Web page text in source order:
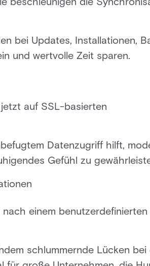
bei Updates, Installationen,
und wertvolle Zeit sparen.
auf SSL-basierten
Datenzugriff hilft,
Gefühl zu
einem
schlummernde Lücken bei